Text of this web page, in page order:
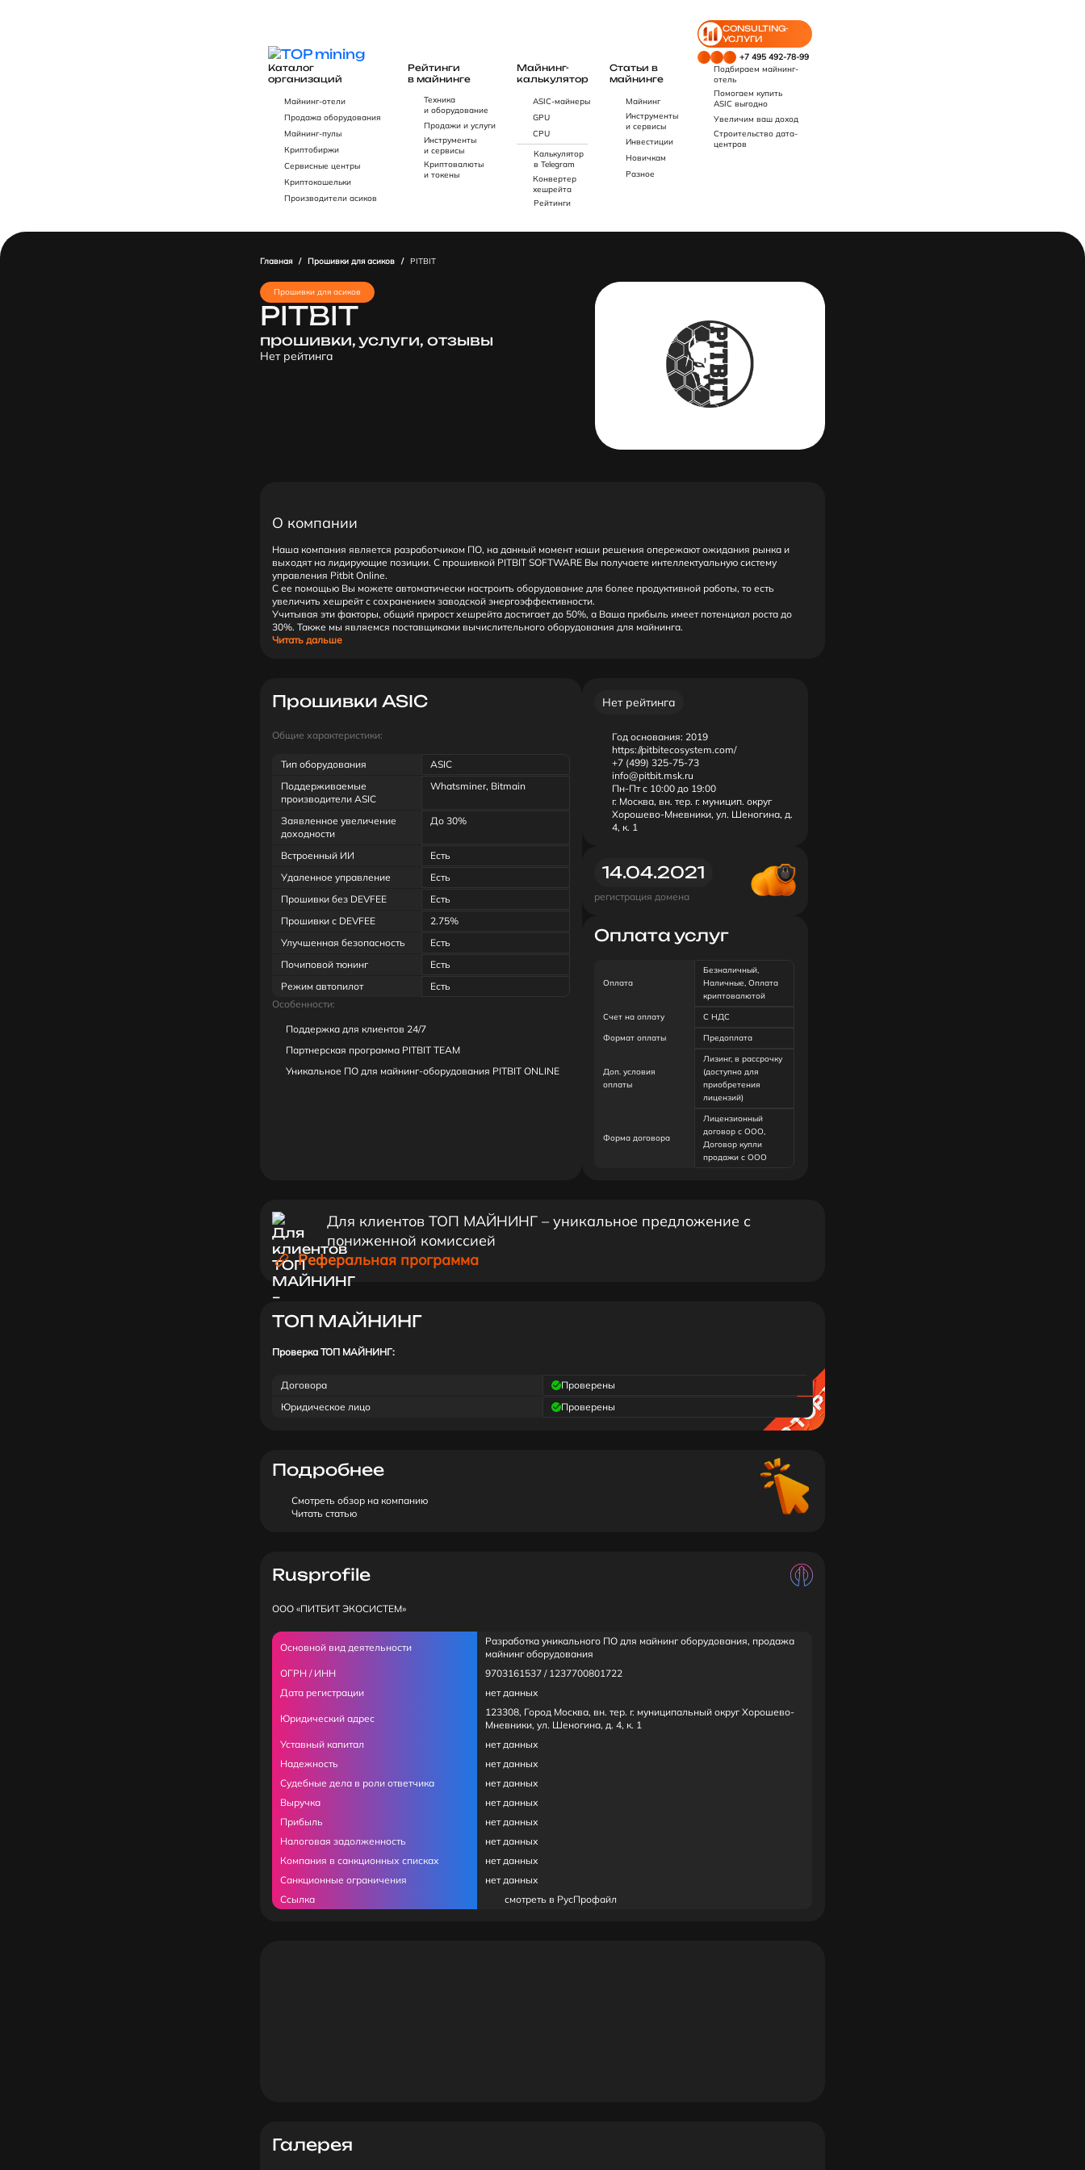
Каталог
организаций
Майнинг-отели
Продажа оборудования
Майнинг-пулы
Криптобиржи
Сервисные центры
Криптокошельки
Производители асиков
Рейтинги
в майнинге
Техника
и оборудование
Продажи и услуги
Инструменты
и сервисы
Криптовалюты
и токены
Майнинг-
калькулятор
ASIC-майнеры
GPU
CPU
Калькулятор
в Telegram
Конвертер
хешрейта
Рейтинги
Статьи в
майнинге
Майнинг
Инструменты
и сервисы
Инвестиции
Новичкам
Разное
CONSULTING-
УСЛУГИ
Подбираем майнинг-
отель
Помогаем купить
ASIC выгодно
Увеличим ваш доход
Строительство дата-
центров
+7 495 492-78-99
Главная / Прошивки для асиков / PITBIT
Прошивки для асиков
PITBIT
прошивки, услуги, отзывы
Нет рейтинга
О компании
Наша компания является разработчиком ПО, на данный момент наши решения опережают ожидания рынка и
выходят на лидирующие позиции. С прошивкой PITBIT SOFTWARE Вы получаете интеллектуальную систему
управления Pitbit Online.
С ее помощью Вы можете автоматически настроить оборудование для более продуктивной работы, то есть
увеличить хешрейт с сохранением заводской энергоэффективности.
Учитывая эти факторы, общий прирост хешрейта достигает до 50%, а Ваша прибыль имеет потенциал роста до
30%. Также мы являемся поставщиками вычислительного оборудования для майнинга.
Читать дальше
Прошивки ASIC
Общие характеристики:
Тип оборудования
ASIC
Поддерживаемые
производители ASIC
Whatsminer, Bitmain
Заявленное увеличение
доходности
До 30%
Встроенный ИИ
Есть
Удаленное управление
Есть
Прошивки без DEVFEE
Есть
Прошивки с DEVFEE
2.75%
Улучшенная безопасность
Есть
Почиповой тюнинг
Есть
Режим автопилот
Есть
Особенности:
Поддержка для клиентов 24/7
Партнерская программа PITBIT TEAM
Уникальное ПО для майнинг-оборудования PITBIT ONLINE
Нет рейтинга
Год основания: 2019
https://pitbitecosystem.com/
+7 (499) 325-75-73
info@pitbit.msk.ru
Пн-Пт с 10:00 до 19:00
г. Москва, вн. тер. г. муницип. округ
Хорошево-Мневники, ул. Шеногина, д.
4, к. 1
14.04.2021
регистрация домена
Оплата услуг
Оплата
Безналичный,
Наличные, Оплата
криптовалютой
Счет на оплату
С НДС
Формат оплаты
Предоплата
Доп. условия
оплаты
Лизинг, в рассрочку
(доступно для
приобретения
лицензий)
Форма договора
Лицензионный
договор с ООО,
Договор купли
продажи с ООО
Для клиентов ТОП МАЙНИНГ – уникальное предложение с
пониженной комиссией
Реферальная программа
ТОП МАЙНИНГ
Проверка ТОП МАЙНИНГ:
Договора
Проверены
Юридическое лицо
Проверены
Подробнее
Смотреть обзор на компанию
Читать статью
Rusprofile
ООО «ПИТБИТ ЭКОСИСТЕМ»
Основной вид деятельности
Разработка уникального ПО для майнинг оборудования, продажа
майнинг оборудования
ОГРН / ИНН
9703161537 / 1237700801722
Дата регистрации
нет данных
Юридический адрес
123308, Город Москва, вн. тер. г. муниципальный округ Хорошево-
Мневники, ул. Шеногина, д. 4, к. 1
Уставный капитал
нет данных
Надежность
нет данных
Судебные дела в роли ответчика
нет данных
Выручка
нет данных
Прибыль
нет данных
Налоговая задолженность
нет данных
Компания в санкционных списках
нет данных
Санкционные ограничения
нет данных
Ссылка
смотреть в РусПрофайл
Галерея